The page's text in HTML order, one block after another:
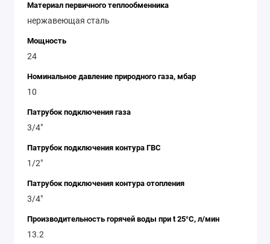
Материал первичного теплообменника
нержавеющая сталь
Мощность
24
Номинальное давление природного газа, мбар
10
Патрубок подключения газа
3/4"
Патрубок подключения контура ГВС
1/2"
Патрубок подключения контура отопления
3/4"
Производительность горячей воды при t 25°C, л/мин
13.2